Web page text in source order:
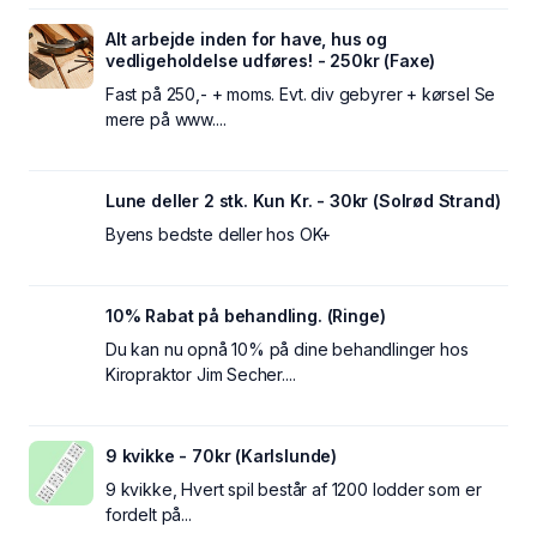
Alt arbejde inden for have, hus og
vedligeholdelse udføres! - 250kr (Faxe)
Fast på 250,- + moms. Evt. div gebyrer + kørsel Se
mere på www....
Lune deller 2 stk. Kun Kr. - 30kr (Solrød Strand)
Byens bedste deller hos OK+
10% Rabat på behandling. (Ringe)
Du kan nu opnå 10% på dine behandlinger hos
Kiropraktor Jim Secher....
9 kvikke - 70kr (Karlslunde)
9 kvikke, Hvert spil består af 1200 lodder som er
fordelt på...